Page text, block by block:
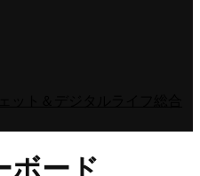
ボード